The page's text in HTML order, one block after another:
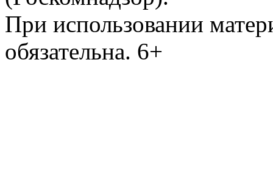
При использовании
обязательна. 6+